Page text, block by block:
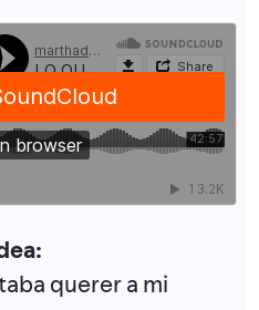
querer a mi